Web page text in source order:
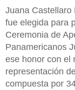
Juana Castellaro
fue elegida para
Ceremonia de
Panamericanos
ese honor con el
representación
compuesta por